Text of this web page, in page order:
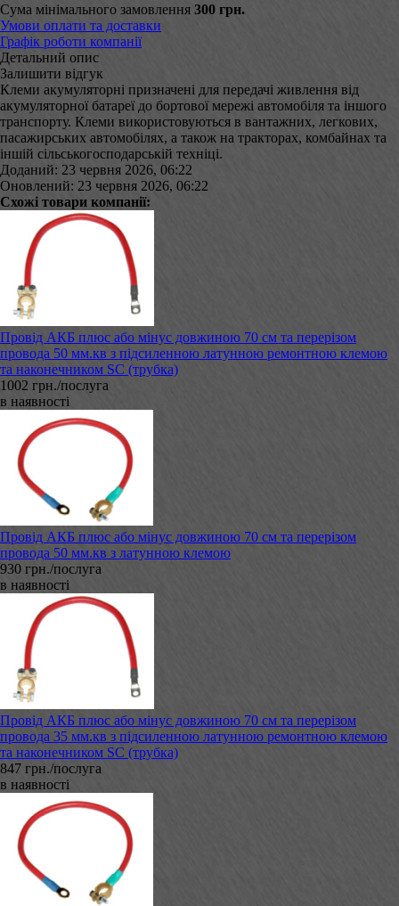
Сума мінімального замовлення 300 грн.
Умови оплати та доставки
Графік роботи компанії
Детальний опис
Залишити відгук
Клеми акумуляторні призначені для передачі живлення від
акумуляторної батареї до бортової мережі автомобіля та іншого
транспорту. Клеми використовуються в вантажних, легкових,
пасажирських автомобілях, а також на тракторах, комбайнах та
іншій сільськогосподарській техніці.
Доданий: 23 червня 2026, 06:22
Оновлений: 23 червня 2026, 06:22
Схожі товари компанії:
Провід АКБ плюс або мінус довжиною 70 см та перерізом
провода 50 мм.кв з підсиленною латунною ремонтною клемою
та наконечником SC (трубка)
1002 грн./послуга
в наявності
Провід АКБ плюс або мінус довжиною 70 см та перерізом
провода 50 мм.кв з латунною клемою
930 грн./послуга
в наявності
Провід АКБ плюс або мінус довжиною 70 см та перерізом
провода 35 мм.кв з підсиленною латунною ремонтною клемою
та наконечником SC (трубка)
847 грн./послуга
в наявності